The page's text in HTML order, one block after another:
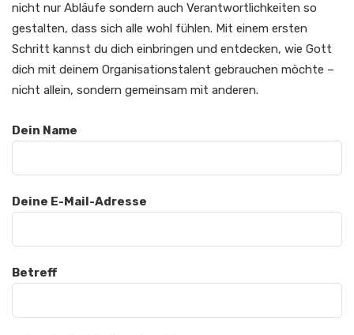
nicht nur Abläufe sondern auch Verantwortlichkeiten so
gestalten, dass sich alle wohl fühlen. Mit einem ersten
Schritt kannst du dich einbringen und entdecken, wie Gott
dich mit deinem Organisationstalent gebrauchen möchte –
nicht allein, sondern gemeinsam mit anderen.​
Dein Name
Deine E-Mail-Adresse
Betreff